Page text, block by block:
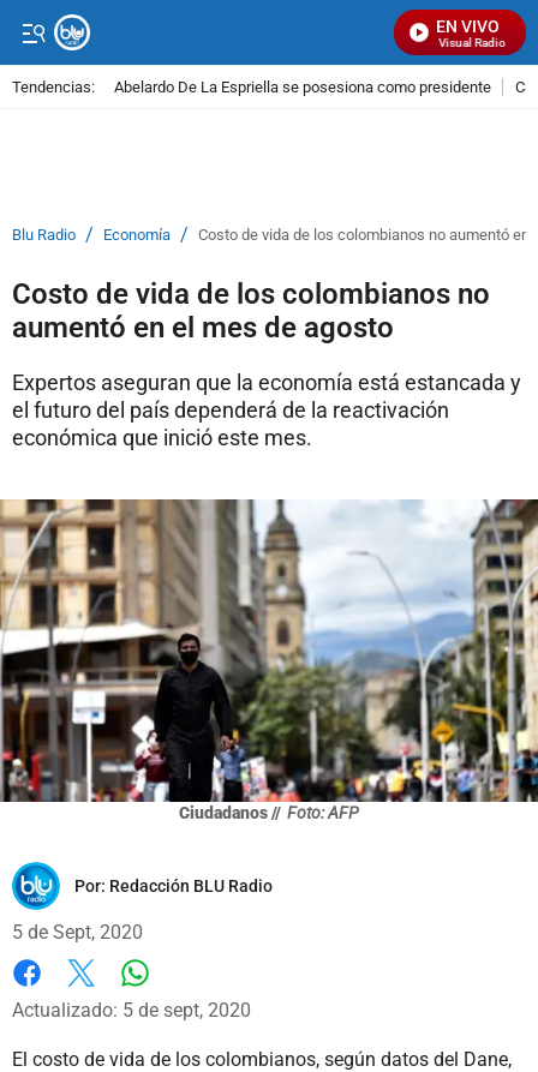
EN VIVO
Señal Visual Radio
Tendencias: Abelardo De La Espriella se posesiona como presidente
Blu Radio / Economía / Costo de vida de los colombianos no aumentó en
Costo de vida de los colombianos no
aumentó en el mes de agosto
Expertos aseguran que la economía está estancada y
el futuro del país dependerá de la reactivación
económica que inició este mes.
Ciudadanos // Foto: AFP
Por: Redacción BLU Radio
5 de Sept, 2020
Facebook
X
Actualizado: 5 de sept, 2020
El costo de vida de los colombianos, según datos del Dane,